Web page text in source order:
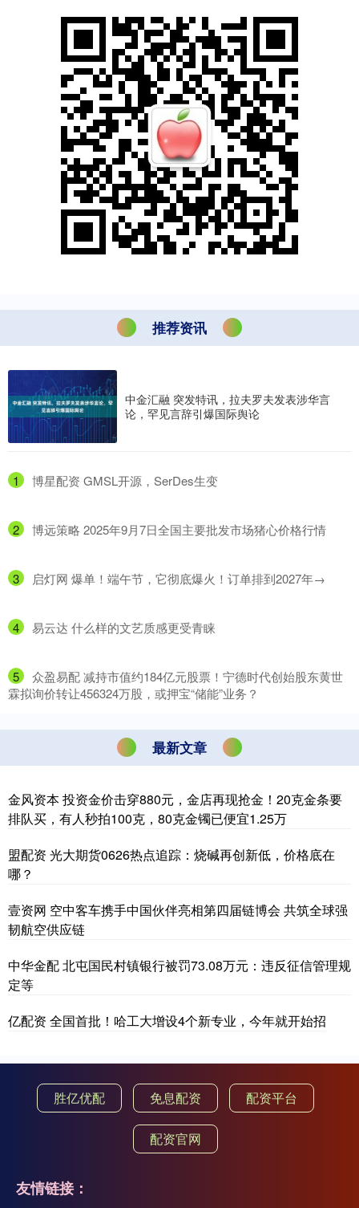
推荐资讯
中金汇融 突发特讯，拉夫罗夫发表涉华言
论，罕见言辞引爆国际舆论
1 ​博星配资 GMSL开源，SerDes生变
2 ​博远策略 2025年9月7日全国主要批发市场猪心价格行情
3 ​启灯网 爆单！端午节，它彻底爆火！订单排到2027年→
4 ​易云达 什么样的文艺质感更受青睐
5
​众盈易配 减持市值约184亿元股票！宁德时代创始股东黄世
霖拟询价转让456324万股，或押宝“储能”业务？
最新文章
金风资本 投资金价击穿880元，金店再现抢金！20克金条要
排队买，有人秒拍100克，80克金镯已便宜1.25万
盟配资 光大期货0626热点追踪：烧碱再创新低，价格底在
哪？
壹资网 空中客车携手中国伙伴亮相第四届链博会 共筑全球强
韧航空供应链
中华金配 北屯国民村镇银行被罚73.08万元：违反征信管理规
定等
亿配资 全国首批！哈工大增设4个新专业，今年就开始招
胜亿优配 免息配资 配资平台
配资官网
友情链接：